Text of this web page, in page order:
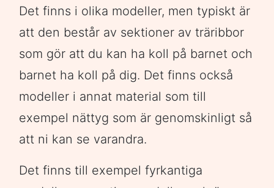
Det finns i olika modeller, men typiskt är
att den består av sektioner av träribbor
som gör att du kan ha koll på barnet och
barnet ha koll på dig. Det finns också
modeller i annat material som till
exempel nättyg som är genomskinligt så
att ni kan se varandra.
Det finns till exempel fyrkantiga